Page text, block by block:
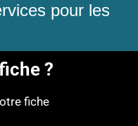
pour les
?
fiche